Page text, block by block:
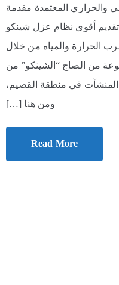
والحراري المعتمدة مقدمة
أقوى نظام عزل شينكو
مشكلة تسرب الحرارة والمياه من خلال
من الصاج “الشينكو” من
المنشآت في منطقة القصيم،
ومن هنا […]
Read More